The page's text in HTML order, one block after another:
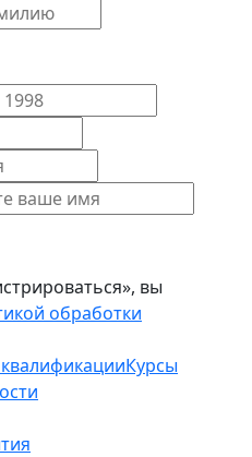
вы
обработки
Курсы